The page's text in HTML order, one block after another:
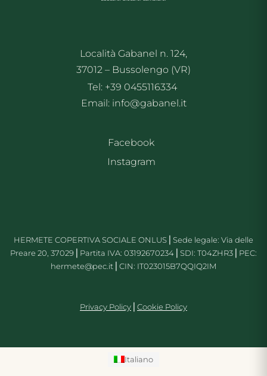
Località Gabanel n. 124,
37012 – Bussolengo (VR)
Tel: +39 0455116334
Email: info@gabanel.it
Facebook
Instagram
HERMETE COPERTIVA SOCIALE ONLUS⎪Sede legale: Via delle
Preare 20, 37029⎪Partita IVA: 03192670234⎪SDI: T04ZHR3⎪PEC:
hermete@pec.it⎪CIN: IT023015B7QQIQ2IM
Privacy Policy Cookie Policy
Italiano